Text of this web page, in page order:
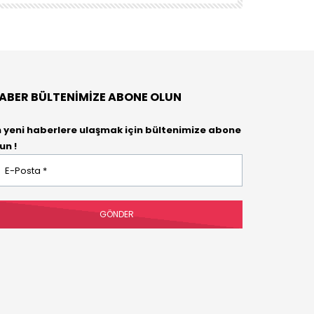
BÜLTENIMIZE ABONE OLUN
yeni haberlere ulaşmak için bültenimize abone
!